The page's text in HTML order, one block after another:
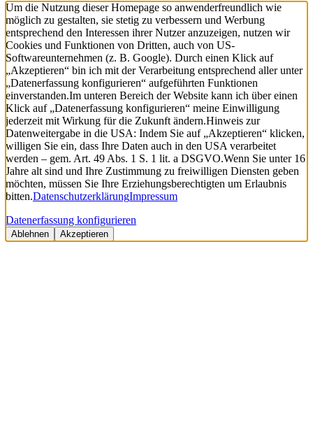
Um die Nutzung dieser Homepage so anwenderfreundlich wie
möglich zu gestalten, sie stetig zu verbessern und Werbung
entsprechend den Interessen ihrer Nutzer anzuzeigen, nutzen wir
Cookies und Funktionen von Dritten, auch von US-
Softwareunternehmen (z. B. Google). Durch einen Klick auf
„Akzeptieren“ bin ich mit der Verarbeitung entsprechend aller unter
„Datenerfassung konfigurieren“ aufgeführten Funktionen
einverstanden.Im unteren Bereich der Website kann ich über einen
Klick auf „Datenerfassung konfigurieren“ meine Einwilligung
jederzeit mit Wirkung für die Zukunft ändern.Hinweis zur
Datenweitergabe in die USA: Indem Sie auf „Akzeptieren“ klicken,
willigen Sie ein, dass Ihre Daten auch in den USA verarbeitet
werden – gem. Art. 49 Abs. 1 S. 1 lit. a DSGVO.Wenn Sie unter 16
Jahre alt sind und Ihre Zustimmung zu freiwilligen Diensten geben
möchten, müssen Sie Ihre Erziehungsberechtigten um Erlaubnis
bitten.DatenschutzerklärungImpressum
Datenerfassung konfigurieren
Ablehnen Akzeptieren